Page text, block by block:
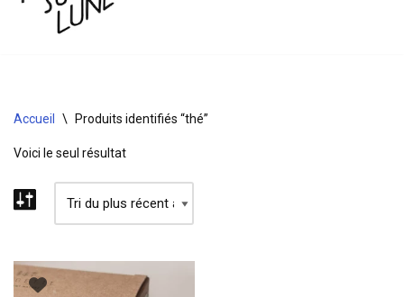
Accueil \ Produits identifiés “thé”
Voici le seul résultat